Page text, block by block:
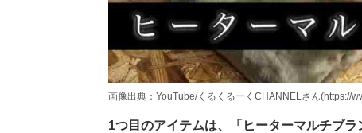
画像出典：YouTube/くるくるーくCHANNELさん(https://
1つ目のアイテムは、「ヒーターマルチブラ